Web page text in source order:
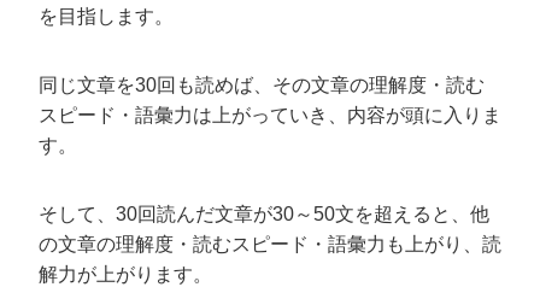
を目指します。
同じ文章を30回も読めば、その文章の理解度・読む
スピード・語彙力は上がっていき、内容が頭に入りま
す。
そして、30回読んだ文章が30～50文を超えると、他
の文章の理解度・読むスピード・語彙力も上がり、読
解力が上がります。